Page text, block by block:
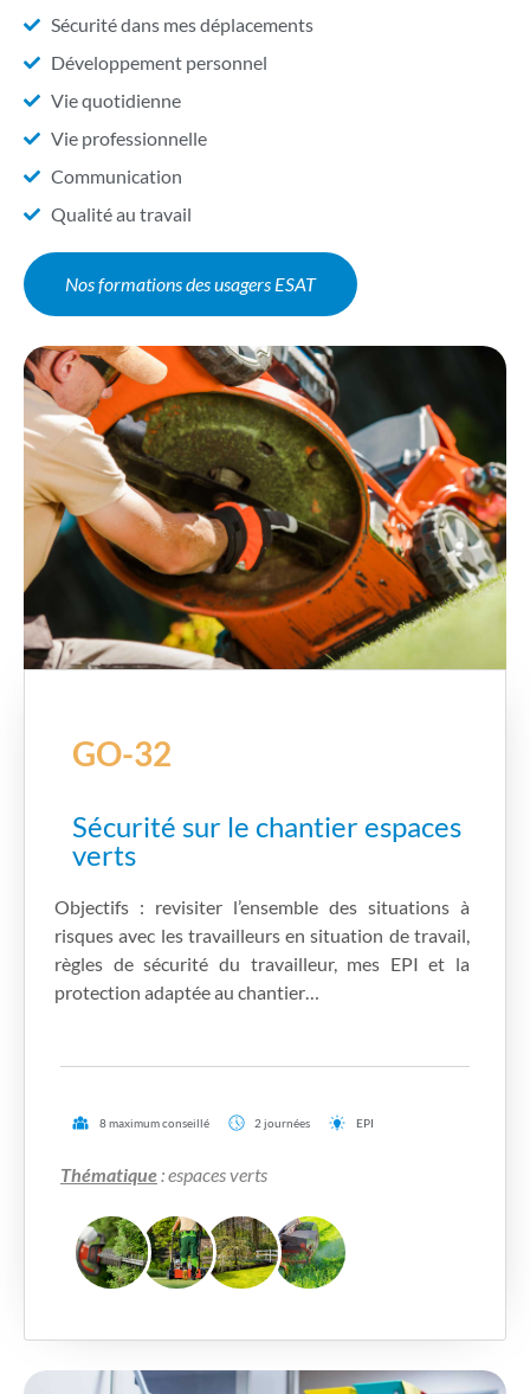
Sécurité dans mes déplacements
Développement personnel
Vie quotidienne
Vie professionnelle
Communication
Qualité au travail
Nos formations des usagers ESAT
GO-32
Sécurité sur le chantier espaces
verts
Objectifs : revisiter l’ensemble des situations à
risques avec les travailleurs en situation de travail,
règles de sécurité du travailleur, mes EPI et la
protection adaptée au chantier…
8 maximum conseillé 2 journées EPI
Thématique : espaces verts